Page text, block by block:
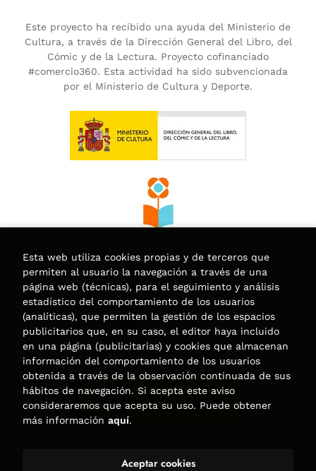
Este proyecto ha recibido una ayuda del Ministerio de
Cultura, a través de la Dirección General del Libro, del
Cómic y de la Lectura. Proyecto cofinanciado
#comercio360. Esta actividad ha sido subvencionada
por el Ministerio de Cultura y Deporte.
Esta web utiliza cookies propias y de terceros que
permiten al usuario la navegación a través de una
página web (técnicas), para el seguimiento y análisis
estadístico del comportamiento de los usuarios
(analíticas), que permiten la gestión de los espacios
publicitarios que, en su caso, el editor haya incluido
en una página (publicitarias) y cookies que almacenan
información del comportamiento de los usuarios
obtenida a través de la observación continuada de sus
hábitos de navegación. Si acepta este aviso
consideraremos que acepta su uso. Puede obtener
más información aquí.
Aceptar cookies